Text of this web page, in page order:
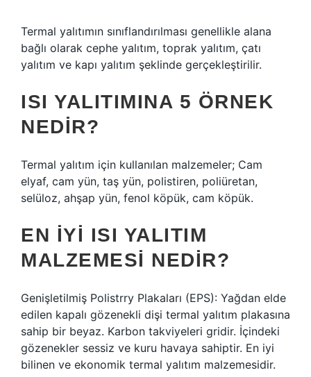
Termal yalıtımın sınıflandırılması genellikle alana
bağlı olarak cephe yalıtım, toprak yalıtım, çatı
yalıtım ve kapı yalıtım şeklinde gerçekleştirilir.
ISI YALITIMINA 5 ÖRNEK
NEDIR?
Termal yalıtım için kullanılan malzemeler; Cam
elyaf, cam yün, taş yün, polistiren, poliüretan,
selüloz, ahşap yün, fenol köpük, cam köpük.
EN IYI ISI YALITIM
MALZEMESI NEDIR?
Genişletilmiş Polistrry Plakaları (EPS): Yağdan elde
edilen kapalı gözenekli dişi termal yalıtım plakasına
sahip bir beyaz. Karbon takviyeleri gridir. İçindeki
gözenekler sessiz ve kuru havaya sahiptir. En iyi
bilinen ve ekonomik termal yalıtım malzemesidir.